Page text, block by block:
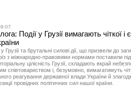
Події у Грузії вимагають чіткої і
у Грузії та брутальні силові дії, що призвели до
з міжнародно-правовими нормами поставили
цілісність Грузії, складають вкрай
співтовариством і, безумовно, вимагатимуть
реагування державної влади України й
провідних політичних сил нашої країни.